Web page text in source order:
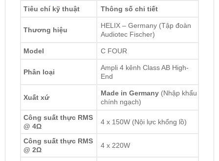
Thương hiệu
Audiotec Fischer)
Model C FOUR
Phân loại
End
Xuất xứ
Made in Germany(Nhập khẩu
chính ngạch)
@ 4Ω
4 x 150W (Nội lực khổng lồ)
Công suất thực RMS
@ 2Ω
4 x 220W
Công suất Bridge
(Đấu cầu) @ 4Ω
sub hơi hi-end)